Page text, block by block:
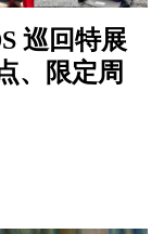
巡回特展
、限定周